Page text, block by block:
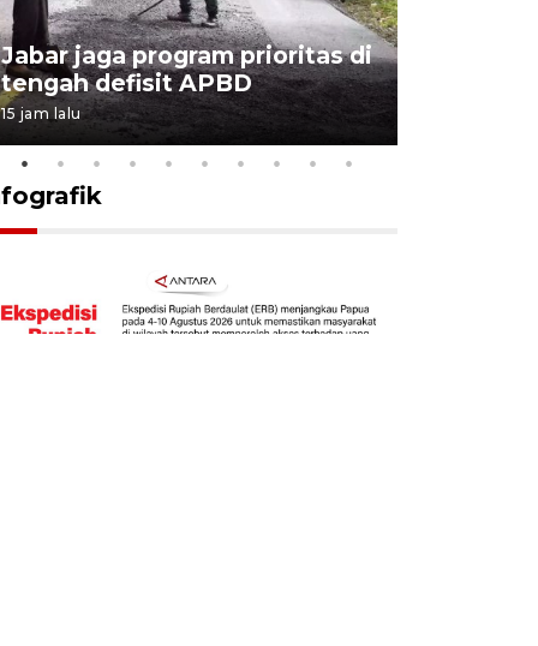
Jabar jaga program prioritas di
tengah defisit APBD
15 jam lalu